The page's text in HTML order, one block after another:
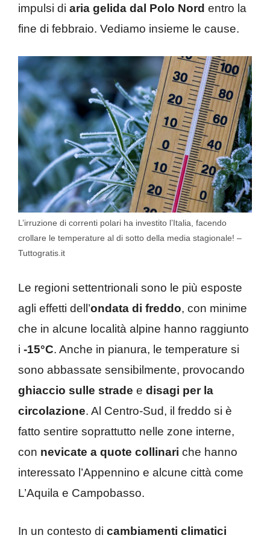
impulsi di aria gelida dal Polo Nord entro la
fine di febbraio. Vediamo insieme le cause.
L’irruzione di correnti polari ha investito l’Italia, facendo
crollare le temperature al di sotto della media stagionale! –
Tuttogratis.it
Le regioni settentrionali sono le più esposte
agli effetti dell’ondata di freddo, con minime
che in alcune località alpine hanno raggiunto
i -15°C. Anche in pianura, le temperature si
sono abbassate sensibilmente, provocando
ghiaccio sulle strade e disagi per la
circolazione. Al Centro-Sud, il freddo si è
fatto sentire soprattutto nelle zone interne,
con nevicate a quote collinari che hanno
interessato l’Appennino e alcune città come
L’Aquila e Campobasso.
In un contesto di cambiamenti climatici